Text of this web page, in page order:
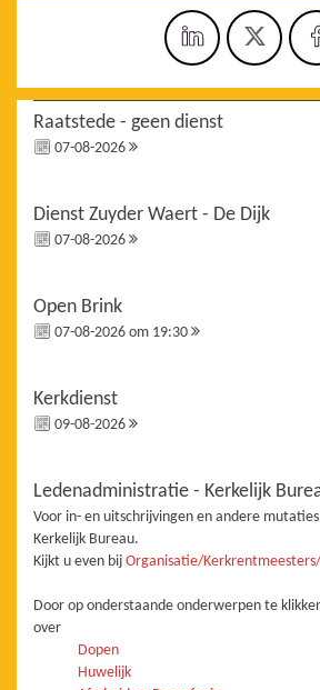
Raatstede - geen dienst
07-08-2026
Dienst Zuyder Waert - De Dijk
07-08-2026
Open Brink
07-08-2026 om 19:30
Kerkdienst
09-08-2026
Ledenadministratie - Kerkelijk
Voor in- en uitschrijvingen en andere
Kerkelijk Bureau.
Kijkt u even bij Organisatie/
Door op onderstaande onderwerpen te
over
Dopen
Huwelijk